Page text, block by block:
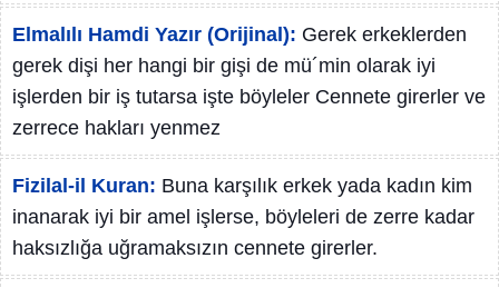
Elmalılı Hamdi Yazır (Orijinal): Gerek erkeklerden
gerek dişi her hangi bir gişi de mü´min olarak iyi
işlerden bir iş tutarsa işte böyleler Cennete girerler ve
zerrece hakları yenmez
Fizilal-il Kuran: Buna karşılık erkek yada kadın kim
inanarak iyi bir amel işlerse, böyleleri de zerre kadar
haksızlığa uğramaksızın cennete girerler.